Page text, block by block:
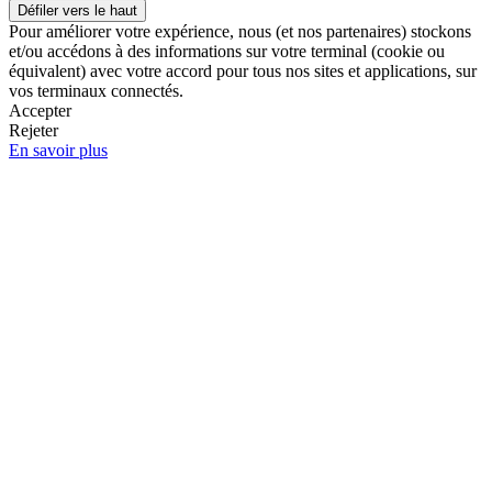
Défiler vers le haut
Pour améliorer votre expérience, nous (et nos partenaires) stockons
et/ou accédons à des informations sur votre terminal (cookie ou
équivalent) avec votre accord pour tous nos sites et applications, sur
vos terminaux connectés.
Accepter
Rejeter
En savoir plus